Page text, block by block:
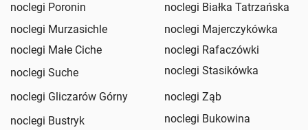
noclegi Poronin
noclegi Białka Tatrzańska
noclegi Murzasichle
noclegi Majerczykówka
noclegi Małe Ciche
noclegi Rafaczówki
noclegi Suche
noclegi Stasikówka
noclegi Gliczarów Górny
noclegi Ząb
noclegi Bustryk
noclegi Bukowina